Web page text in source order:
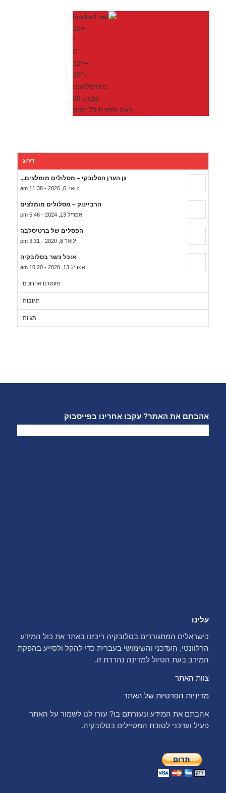
+
25
°
C
+
32°
+
20°
ברטיסלאבה
שבת, 08
ראה תחזית ל7 ימים
דירוג
גן העדן הסלובקי – מסלולים מומלצים...
ינואר 6, 2026 - 11:38 am
הרביינוק – מסלולים מומלצים
אפריל 13, 2024 - 5:46 pm
הפסלים של ברטיסלבה
ינואר 8, 2020 - 3:31 pm
אוכל כשר בסלובקיה
אפריל 13, 2020 - 10:20 am
פוסטים אחרונים
תגובות
תגיות
אהבתם את האתר? עקבו אחרינו בפייסבוק
עלינו
כישראלים המתגוררים בסלובקיה ריכזנו באתר את כול המידע
הרלוונטי, העדכני והשימושי בעברית כדי להקל ולסייע בהפקת
המירב בעת הטיול למדינה נהדרת זו.
צוות האתר
מדיניות הפרטיות של האתר
אהבתם את המידע ונעזרתם בו? עזרו לנו לשמור על האתר
פעיל ועדכני לטובת המטיילים בסלובקיה.